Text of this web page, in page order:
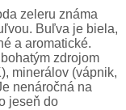
zeleru známa
Buľva je biela,
a aromatické.
zdrojom
minerálov (vápnik,
nenáročná na
jeseň do